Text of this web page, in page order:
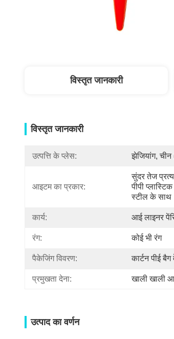
विस्तृत जानकारी
विस्तृत जानकारी
उत्पत्ति के प्लेस: झेजियांग, चीन
आइटम का प्रकार:
सुंदर तेज
पीपी
स्टील के साथ
कार्य: आई लाइनर
रंग: कोई भी रंग
पैकेजिंग विवरण: कार्टन पीई
प्रमुखता देना: खाली खाली
उत्पाद का वर्णन